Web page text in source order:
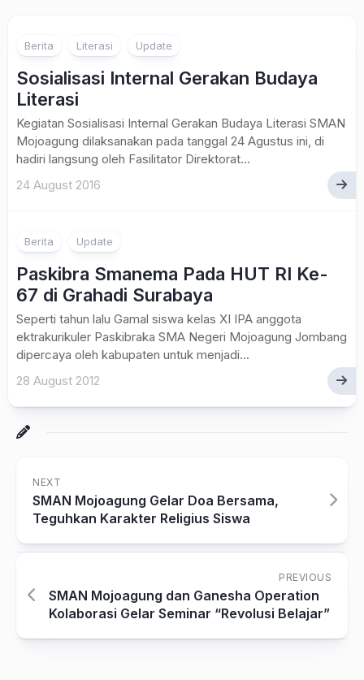
Berita Literasi Update
Sosialisasi Internal Gerakan Budaya
Literasi
Kegiatan Sosialisasi Internal Gerakan Budaya Literasi SMAN
Mojoagung dilaksanakan pada tanggal 24 Agustus ini, di
hadiri langsung oleh Fasilitator Direktorat...
24 August 2016
Berita Update
Paskibra Smanema Pada HUT RI Ke-
67 di Grahadi Surabaya
Seperti tahun lalu Gamal siswa kelas XI IPA anggota
ektrakurikuler Paskibraka SMA Negeri Mojoagung Jombang
dipercaya oleh kabupaten untuk menjadi...
28 August 2012
NEXT
SMAN Mojoagung Gelar Doa Bersama,
Teguhkan Karakter Religius Siswa
PREVIOUS
SMAN Mojoagung dan Ganesha Operation
Kolaborasi Gelar Seminar “Revolusi Belajar”